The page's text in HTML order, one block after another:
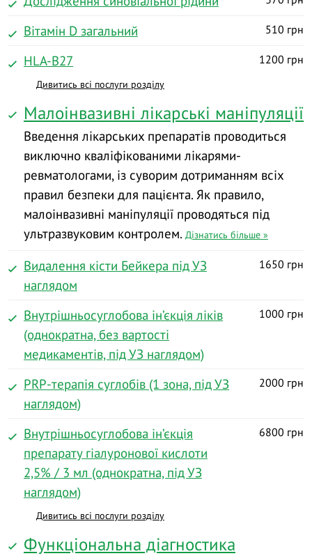
Вітамін D загальний 510 грн
HLA-B27 1200 грн
Дивитись всі послуги розділу
Малоінвазивні лікарські маніпуляції
Введення лікарських препаратів проводиться
виключно кваліфікованими лікарями-
ревматологами, із суворим дотриманням всіх
правил безпеки для пацієнта. Як правило,
малоінвазивні маніпуляції проводяться під
ультразвуковим контролем. Дізнатись більше »
Видалення кісти Бейкера під УЗ
наглядом
1650 грн
Внутрішньосуглобова ін’єкція ліків
(однократна, без вартості
медикаментів, під УЗ наглядом)
1000 грн
PRP-терапія суглобів (1 зона, під УЗ
наглядом)
2000 грн
Внутрішньосуглобова ін’єкція
препарату гіалуронової кислоти
2,5% / 3 мл (однократна, під УЗ
наглядом)
6800 грн
Дивитись всі послуги розділу
Функціональна діагностика